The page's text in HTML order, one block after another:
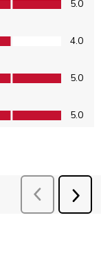
5.0
4.0
5.0
5.0
Précédent